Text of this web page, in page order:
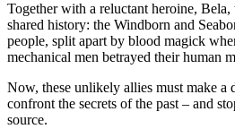
Together with a reluctant heroine,
shared history: the Windborn and
people, split apart by blood magick
mechanical men betrayed their human
Now, these unlikely allies must make a
confront the secrets of the past – and
source.